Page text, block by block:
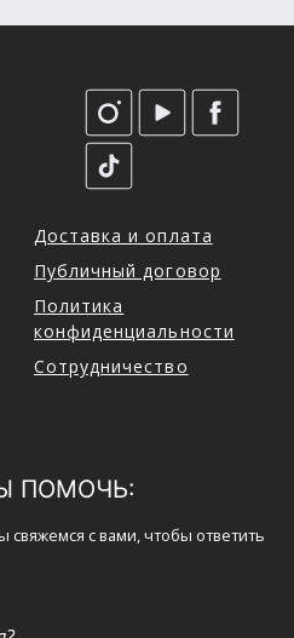
Доставка и оплата
Публичный договор
Политика
конфиденциальности
Сотрудничество
ПОМОЧЬ:
свяжемся с вами, чтобы ответить